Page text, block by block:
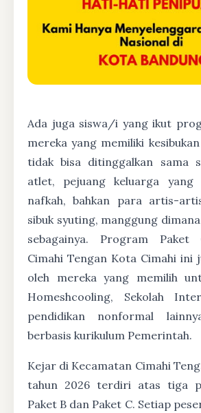
Ada juga siswa/i yang ikut
mereka yang memiliki
tidak bisa ditinggalkan sama
atlet, pejuang keluarga yang
nafkah, bahkan para artis-
sibuk syuting, manggung
sebagainya. Program Paket
Cimahi Tengan Kota Cimahi ini
oleh mereka yang memilih
Homeshcooling, Sekolah
pendidikan nonformal
berbasis kurikulum Pemerintah.
Kejar di Kecamatan Cimahi
tahun 2026 terdiri atas tiga
Paket B dan Paket C. Setiap